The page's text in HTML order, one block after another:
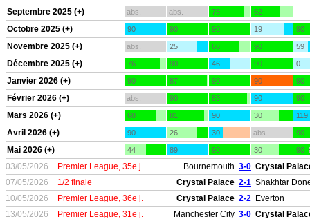
Septembre 2025 (+) abs. abs. 75 62
Octobre 2025 (+) 90 90 90 19 90
Novembre 2025 (+) abs. 25 66 90 59
Décembre 2025 (+) 76 90 46 90 0
Janvier 2026 (+) 90 87 90 90 90
Février 2026 (+) abs. 90 83 90 90
Mars 2026 (+) 68 81 90 30 119
Avril 2026 (+) 90 26 30 abs. 90
Mai 2026 (+) 44 89 90 30 90
03/05/2026 Premier League, 35e j. Bournemouth 3-0 Crystal
07/05/2026
1/2 finale Crystal Palace 2-1 Shakhtar
10/05/2026
Premier League, 36e j. Crystal Palace 2-2 Everton
13/05/2026
Premier League, 31e j. Manchester City 3-0 Crystal